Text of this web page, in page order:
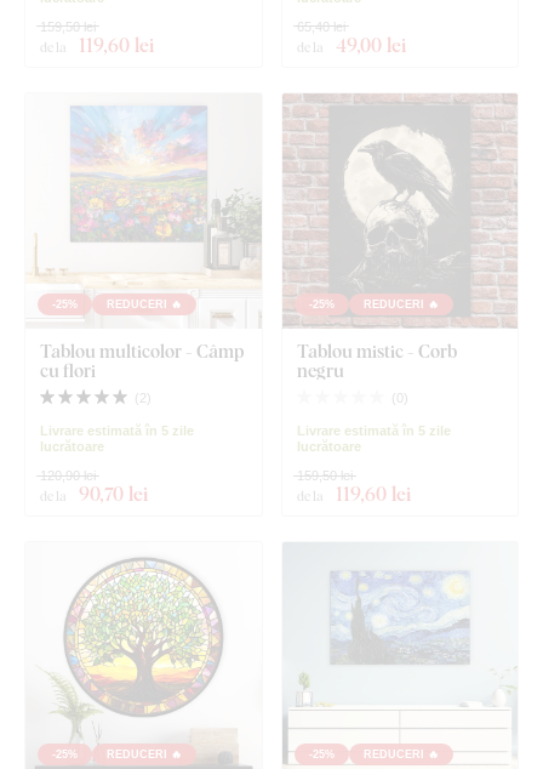
de la 119,60 lei
159,50 lei
de la 49,00 lei
65,40 lei
-25% REDUCERI 🔥
Tablou multicolor - Câmp
cu flori
( 2)
Livrare estimată în 5 zile
lucrătoare
de la 90,70 lei
120,90 lei
-25% REDUCERI 🔥
Tablou mistic - Corb
negru
( 0)
Livrare estimată în 5 zile
lucrătoare
de la 119,60 lei
159,50 lei
-25% REDUCERI 🔥 -25% REDUCERI 🔥